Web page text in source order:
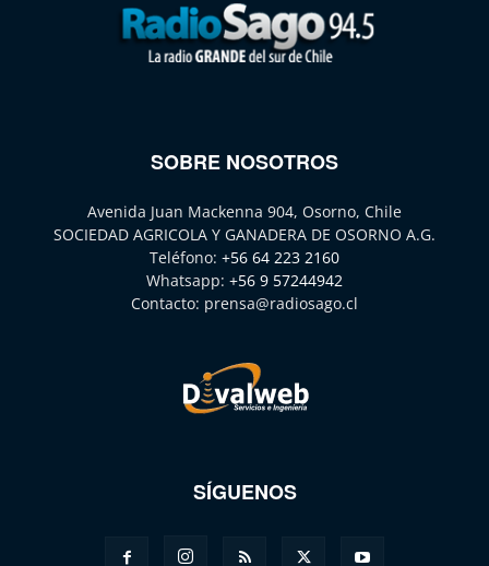
SOBRE NOSOTROS
Avenida Juan Mackenna 904, Osorno, Chile
SOCIEDAD AGRICOLA Y GANADERA DE OSORNO A.G.
Teléfono: +56 64 223 2160
Whatsapp: +56 9 57244942
Contacto: prensa@radiosago.cl
SÍGUENOS